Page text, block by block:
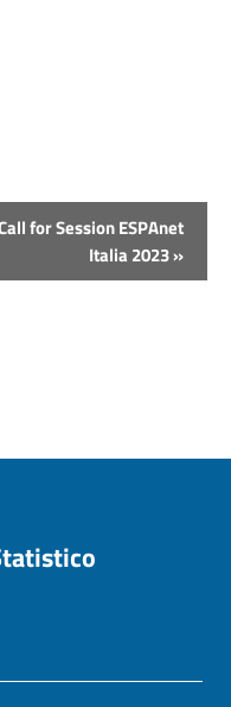
for Session ESPAnet
Italia 2023»